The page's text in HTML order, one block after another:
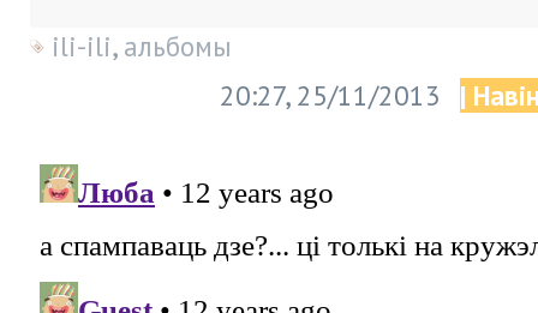
ili-ili, альбомы
20:27, 25/11/2013
|